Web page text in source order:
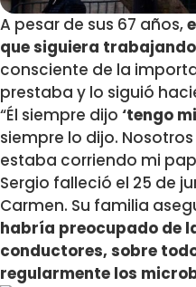
A pesar de sus 67 años,
que siguiera
consciente de la
prestaba y lo siguió
“Él siempre dijo ‘tengo
siempre lo dijo.
estaba corriendo mi
Sergio falleció el 25 de
Carmen. Su familia
habría preocupado de
conductores, sobre
regularmente los